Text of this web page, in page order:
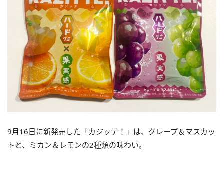
9月16日に新発売した「カジッテ！」は、グレープ＆マスカッ
トと、ミカン＆レモンの2種類の味わい。